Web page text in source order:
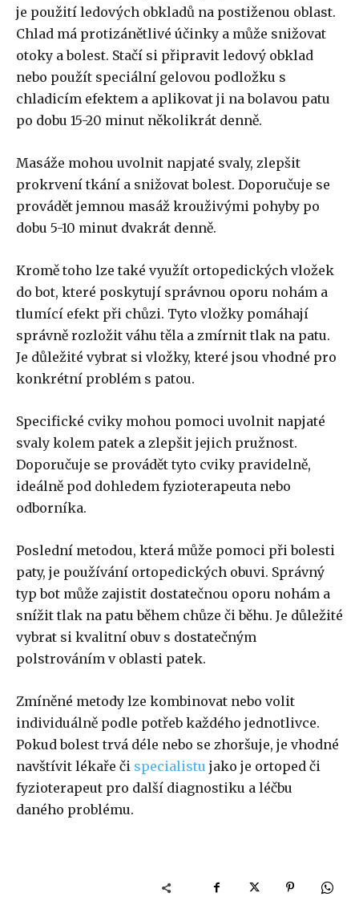
je použití ledových obkladů na postiženou oblast.
Chlad má protizánětlivé účinky a může snižovat
otoky a bolest. Stačí si připravit ledový obklad
nebo použít speciální gelovou podložku s
chladicím efektem a aplikovat ji na bolavou patu
po dobu 15-20 minut několikrát denně.
Masáže mohou uvolnit napjaté svaly, zlepšit
prokrvení tkání a snižovat bolest. Doporučuje se
provádět jemnou masáž krouživými pohyby po
dobu 5-10 minut dvakrát denně.
Kromě toho lze také využít ortopedických vložek
do bot, které poskytují správnou oporu nohám a
tlumící efekt při chůzi. Tyto vložky pomáhají
správně rozložit váhu těla a zmírnit tlak na patu.
Je důležité vybrat si vložky, které jsou vhodné pro
konkrétní problém s patou.
Specifické cviky mohou pomoci uvolnit napjaté
svaly kolem patek a zlepšit jejich pružnost.
Doporučuje se provádět tyto cviky pravidelně,
ideálně pod dohledem fyzioterapeuta nebo
odborníka.
Poslední metodou, která může pomoci při bolesti
paty, je používání ortopedických obuvi. Správný
typ bot může zajistit dostatečnou oporu nohám a
snížit tlak na patu během chůze či běhu. Je důležité
vybrat si kvalitní obuv s dostatečným
polstrováním v oblasti patek.
Zmíněné metody lze kombinovat nebo volit
individuálně podle potřeb každého jednotlivce.
Pokud bolest trvá déle nebo se zhoršuje, je vhodné
navštívit lékaře či specialistu jako je ortoped či
fyzioterapeut pro další diagnostiku a léčbu
daného problému.